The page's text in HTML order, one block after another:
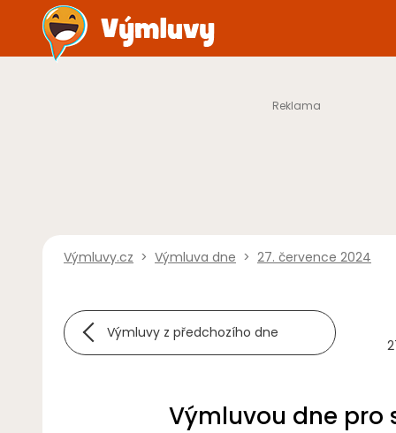
Výmluvy.cz > Výmluva dne > 27. července 2024
Výmluvy z předchozího dne
Výmluvou dne pro